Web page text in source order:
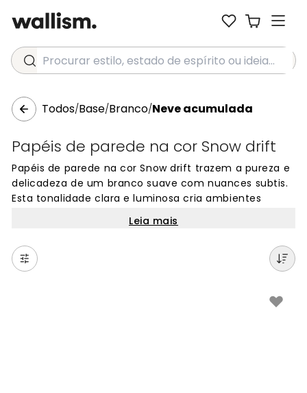
Procurar estilo, estado de espírito ou ideia...
Todos/Base/Branco/Neve acumulada
Papéis de parede na cor Snow drift
Papéis de parede na cor Snow drift trazem a pureza e
delicadeza de um branco suave com nuances subtis.
Esta tonalidade clara e luminosa cria ambientes
serenos e amplos em qualquer espaço. Perfeita para
todas as estações do ano, a cor Snow drift oferece
um fundo elegante e intemporal para a sua
decoração. Este tom de branco sofisticado
transforma as suas paredes, adicionando uma
Leia mais